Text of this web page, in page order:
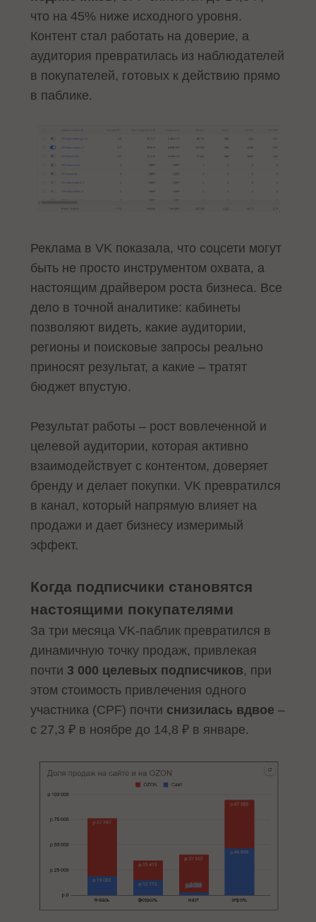
что на 45% ниже исходного уровня.
Контент стал работать на доверие, а
аудитория превратилась из наблюдателей
в покупателей, готовых к действию прямо
в паблике.
Реклама в VK показала, что соцсети могут
быть не просто инструментом охвата, а
настоящим драйвером роста бизнеса. Все
дело в точной аналитике: кабинеты
позволяют видеть, какие аудитории,
регионы и поисковые запросы реально
приносят результат, а какие – тратят
бюджет впустую.
Результат работы – рост вовлеченной и
целевой аудитории, которая активно
взаимодействует с контентом, доверяет
бренду и делает покупки. VK превратился
в канал, который напрямую влияет на
продажи и дает бизнесу измеримый
эффект.
Когда подписчики становятся
настоящими покупателями
За три месяца VK-паблик превратился в
динамичную точку продаж, привлекая
почти 3 000 целевых подписчиков, при
этом стоимость привлечения одного
участника (CPF) почти снизилась вдвое –
с 27,3 ₽ в ноябре до 14,8 ₽ в январе.